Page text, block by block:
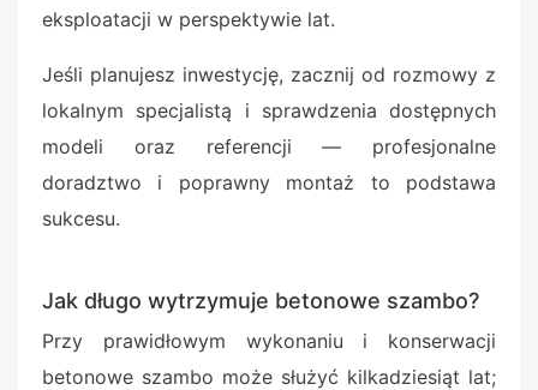
eksploatacji w perspektywie lat.
Jeśli planujesz inwestycję, zacznij od rozmowy z
lokalnym specjalistą i sprawdzenia dostępnych
modeli oraz referencji — profesjonalne
doradztwo i poprawny montaż to podstawa
sukcesu.
Jak długo wytrzymuje betonowe szambo?
Przy prawidłowym wykonaniu i konserwacji
betonowe szambo może służyć kilkadziesiąt lat;